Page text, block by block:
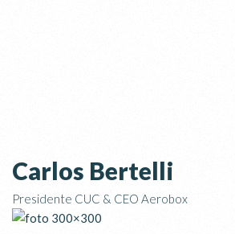
Carlos Bertelli
Presidente CUC & CEO Aerobox